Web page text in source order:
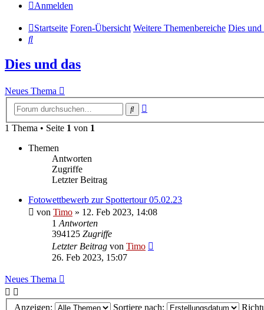
Anmelden
Startseite Foren-Übersicht Weitere Themenbereiche Dies und
Suche
Dies und das
Neues Thema
Suche
1 Thema • Seite 1 von 1
Themen
Antworten
Zugriffe
Letzter Beitrag
Fotowettbewerb zur Spottertour 05.02.23
von Timo » 12. Feb 2023, 14:08
1 Antworten
394125 Zugriffe
Letzter Beitrag von Timo
26. Feb 2023, 15:07
Neues Thema
Anzeigen: Sortiere nach: